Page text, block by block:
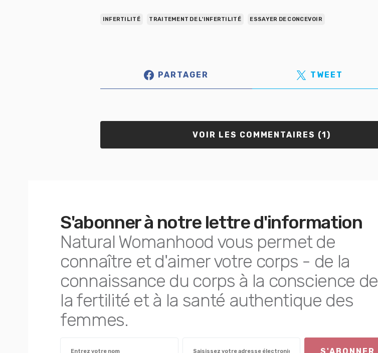
INFERTILITÉ TRAITEMENT DE L'INFERTILITÉ ESSAYER DE CONCEVOIR
PARTAGER TWEET
VOIR LES COMMENTAIRES (1)
S'abonner à notre lettre d'information
Natural Womanhood vous permet de
connaître et d'aimer votre corps - de la
connaissance du corps à la conscience de
la fertilité et à la santé authentique des
femmes.